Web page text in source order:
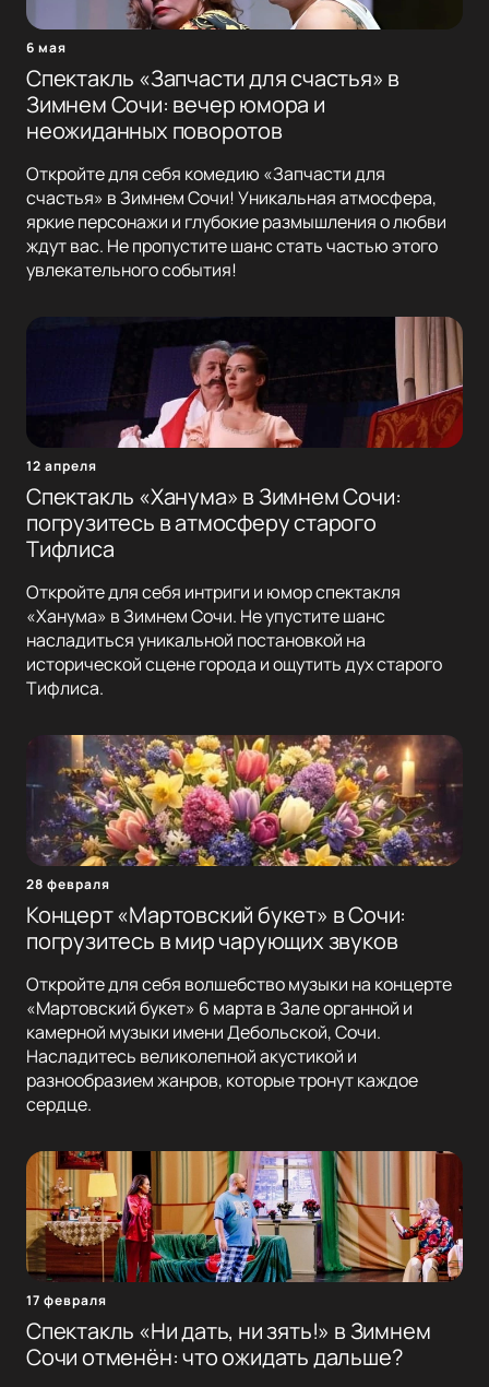
6 мая
Спектакль «Запчасти для счастья» в
Зимнем Сочи: вечер юмора и
неожиданных поворотов
Откройте для себя комедию «Запчасти для
счастья» в Зимнем Сочи! Уникальная атмосфера,
яркие персонажи и глубокие размышления о любви
ждут вас. Не пропустите шанс стать частью этого
увлекательного события!
12 апреля
Спектакль «Ханума» в Зимнем Сочи:
погрузитесь в атмосферу старого
Тифлиса
Откройте для себя интриги и юмор спектакля
«Ханума» в Зимнем Сочи. Не упустите шанс
насладиться уникальной постановкой на
исторической сцене города и ощутить дух старого
Тифлиса.
28 февраля
Концерт «Мартовский букет» в Сочи:
погрузитесь в мир чарующих звуков
Откройте для себя волшебство музыки на концерте
«Мартовский букет» 6 марта в Зале органной и
камерной музыки имени Дебольской, Сочи.
Насладитесь великолепной акустикой и
разнообразием жанров, которые тронут каждое
сердце.
17 февраля
Спектакль «Ни дать, ни зять!» в Зимнем
Сочи отменён: что ожидать дальше?